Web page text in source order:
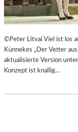
©Peter Litvai Viel ist los
Künnekes „Der Vetter
aktualisierte Version
Konzept ist knallig…